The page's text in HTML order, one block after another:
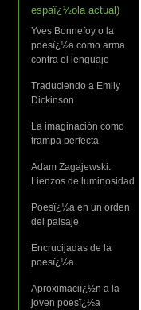
espaï¿½ola actual)
Yves Bonnefoy o la
poesï¿½a como arma
contra el lenguaje
Traduciendo a Emily
Dickinson
La imaginación como
trampa perfecta
Adam Zagajewski.
Lienzos de luminosidad
Poesï¿½a en un orden
del paisaje
Encrucijadas de la
poesï¿½a
Aproximaciï¿½n a la
joven poesï¿½a